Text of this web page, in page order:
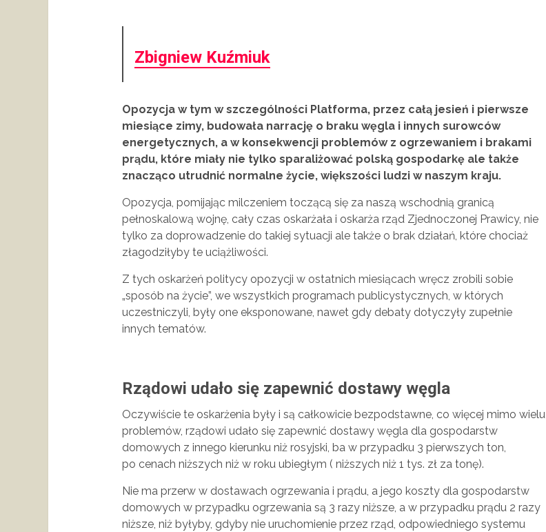
Zbigniew Kuźmiuk
Opozycja w tym w szczególności Platforma, przez całą jesień i pierwsze
miesiące zimy, budowała narrację o braku węgla i innych surowców
energetycznych, a w konsekwencji problemów z ogrzewaniem i brakami
prądu, które miały nie tylko sparaliżować polską gospodarkę ale także
znacząco utrudnić normalne życie, większości ludzi w naszym kraju.
Opozycja, pomijając milczeniem toczącą się za naszą wschodnią granicą
pełnoskalową wojnę, cały czas oskarżała i oskarża rząd Zjednoczonej Prawicy, nie
tylko za doprowadzenie do takiej sytuacji ale także o brak działań, które chociaż
złagodziłyby te uciążliwości.
Z tych oskarżeń politycy opozycji w ostatnich miesiącach wręcz zrobili sobie
„sposób na życie”, we wszystkich programach publicystycznych, w których
uczestniczyli, były one eksponowane, nawet gdy debaty dotyczyły zupełnie
innych tematów.
Rządowi udało się zapewnić dostawy węgla
Oczywiście te oskarżenia były i są całkowicie bezpodstawne, co więcej mimo wielu
problemów, rządowi udało się zapewnić dostawy węgla dla gospodarstw
domowych z innego kierunku niż rosyjski, ba w przypadku 3 pierwszych ton,
po cenach niższych niż w roku ubiegłym ( niższych niż 1 tys. zł za tonę).
Nie ma przerw w dostawach ogrzewania i prądu, a jego koszty dla gospodarstw
domowych w przypadku ogrzewania są 3 razy niższe, a w przypadku prądu 2 razy
niższe, niż byłyby, gdyby nie uruchomienie przez rząd, odpowiedniego systemu